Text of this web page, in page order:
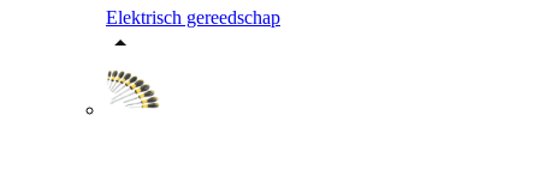
Elektrisch gereedschap